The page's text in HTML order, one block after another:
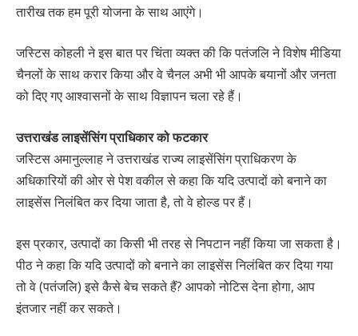
तारीख तक हम पूरी योजना के साथ आएंगे।
जस्टिस कोहली ने इस बात पर चिंता व्यक्त की कि पतंजलि ने विशेष मीडिया
चैनलों के साथ करार किया और वे चैनल अभी भी आपके बयानों और जनता
को दिए गए आश्वासनों के साथ विज्ञापन चला रहे हैं।
उत्तराखंड लाइसेंसिंग प्राधिकार को फटकार
जस्टिस अमानुल्लाह ने उत्तराखंड राज्य लाइसेंसिंग प्राधिकरण के
अधिकारियों की ओर से पेश वकील से कहा कि यदि उत्पादों को बनाने का
लाइसेंस निलंबित कर दिया जाता है, तो वे होल्ड पर हैं।
इस प्रकार, उत्पादों का किसी भी तरह से निपटान नहीं किया जा सकता है।
पीठ ने कहा कि यदि उत्पादों को बनाने का लाइसेंस निलंबित कर दिया गया
तो वे (पतंजलि) इसे कैसे बेच सकते हैं? आपको नोटिस देना होगा, आप
इंतजार नहीं कर सकते।